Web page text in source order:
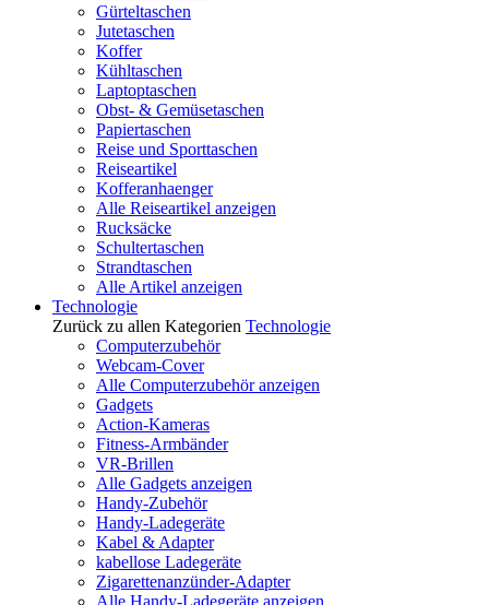
Gürteltaschen
Jutetaschen
Koffer
Kühltaschen
Laptoptaschen
Obst- & Gemüsetaschen
Papiertaschen
Reise und Sporttaschen
Reiseartikel
Kofferanhaenger
Alle Reiseartikel anzeigen
Rucksäcke
Schultertaschen
Strandtaschen
Alle Artikel anzeigen
Technologie
Zurück zu allen Kategorien Technologie
Computerzubehör
Webcam-Cover
Alle Computerzubehör anzeigen
Gadgets
Action-Kameras
Fitness-Armbänder
VR-Brillen
Alle Gadgets anzeigen
Handy-Zubehör
Handy-Ladegeräte
Kabel & Adapter
kabellose Ladegeräte
Zigarettenanzünder-Adapter
Alle Handy-Ladegeräte anzeigen